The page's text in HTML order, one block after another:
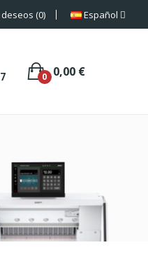
0 Español
0,00 €
0